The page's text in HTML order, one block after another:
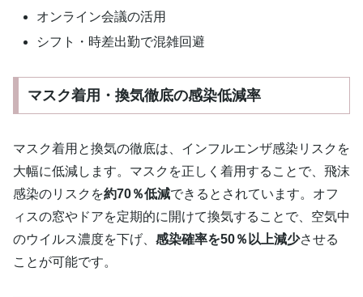
オンライン会議の活用
シフト・時差出勤で混雑回避
マスク着用・換気徹底の感染低減率
マスク着用と換気の徹底は、インフルエンザ感染リスクを
大幅に低減します。マスクを正しく着用することで、飛沫
感染のリスクを約70％低減できるとされています。オフ
ィスの窓やドアを定期的に開けて換気することで、空気中
のウイルス濃度を下げ、 感染確率を50％以上減少させる
ことが可能です。